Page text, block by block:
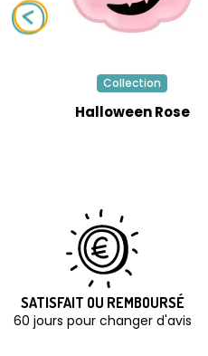
Collection
Halloween Rose
SATISFAIT OU REMBOURSÉ
60 jours pour changer d'avis